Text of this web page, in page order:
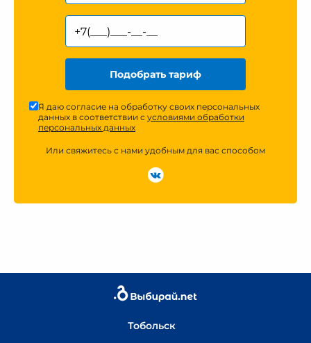
Подобрать тариф
Я даю согласие на обработку своих персональных
данных в соответствии с условиями обработки
персональных данных
Или свяжитесь с нами удобным для вас способом
Тобольск